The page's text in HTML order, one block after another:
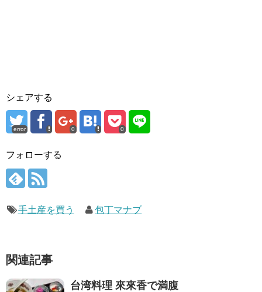
シェアする
error 0 0
フォローする
手土産を買う 包丁マナブ
関連記事
台湾料理 來來香で満腹